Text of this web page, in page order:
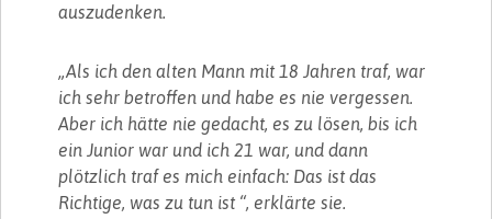
auszudenken.
„Als ich den alten Mann mit 18 Jahren traf, war
ich sehr betroffen und habe es nie vergessen.
Aber ich hätte nie gedacht, es zu lösen, bis ich
ein Junior war und ich 21 war, und dann
plötzlich traf es mich einfach: Das ist das
Richtige, was zu tun ist “, erklärte sie.